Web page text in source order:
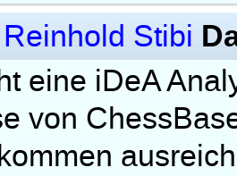
Reinhold Stibi
eine iDeA
von